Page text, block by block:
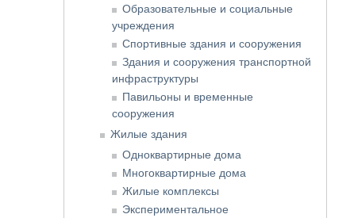
Образовательные и социальные
учреждения
Спортивные здания и сооружения
Здания и сооружения транспортной
инфраструктуры
Павильоны и временные
сооружения
Жилые здания
Одноквартирные дома
Многоквартирные дома
Жилые комплексы
Экспериментальное